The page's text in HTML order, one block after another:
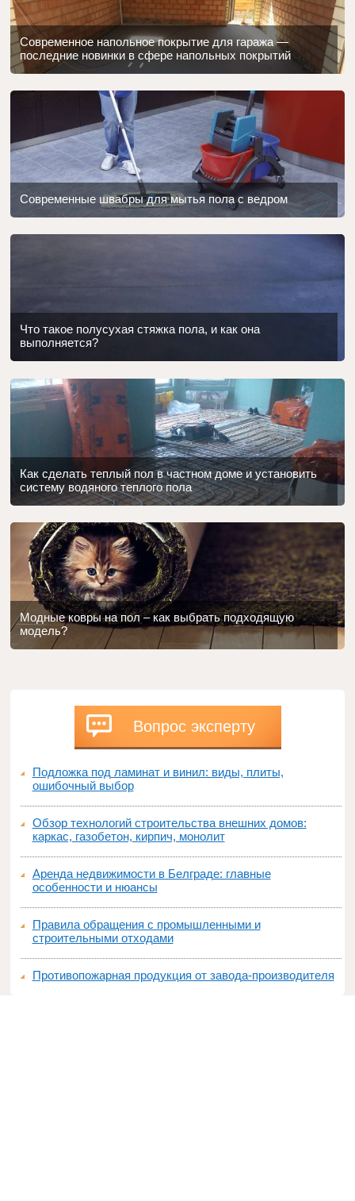
Современное напольное покрытие для гаража —
последние новинки в сфере напольных покрытий
Современные швабры для мытья пола с ведром
Что такое полусухая стяжка пола, и как она
выполняется?
Как сделать теплый пол в частном доме и установить
систему водяного теплого пола
Модные ковры на пол – как выбрать подходящую
модель?
Вопрос эксперту
Подложка под ламинат и винил: виды, плиты,
ошибочный выбор
Обзор технологий строительства внешних домов:
каркас, газобетон, кирпич, монолит
Аренда недвижимости в Белграде: главные
особенности и нюансы
Правила обращения с промышленными и
строительными отходами
Противопожарная продукция от завода-производителя